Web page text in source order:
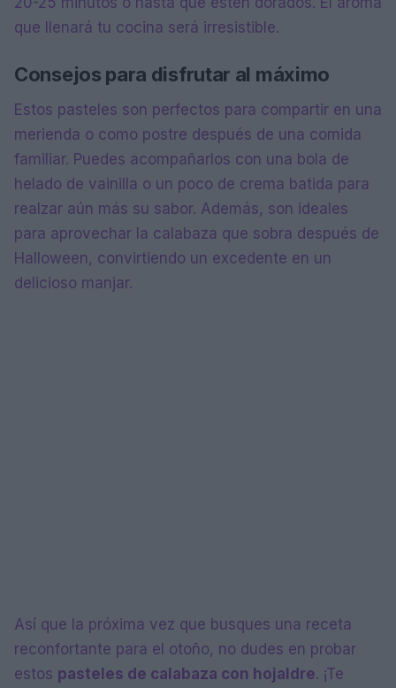
que llenará tu cocina será irresistible.
Consejos para disfrutar al máximo
Estos pasteles son perfectos para compartir en una
merienda o como postre después de una comida
familiar. Puedes acompañarlos con una bola de
helado de vainilla o un poco de crema batida para
realzar aún más su sabor. Además, son ideales
para aprovechar la calabaza que sobra después de
Halloween, convirtiendo un excedente en un
delicioso manjar.
Así que la próxima vez que busques una receta
reconfortante para el otoño, no dudes en probar
estos pasteles de calabaza con hojaldre. ¡Te